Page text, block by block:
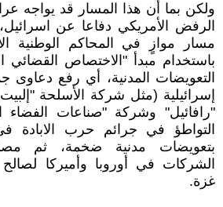
ولكن بما أن هذا المسار قد يواجه
الرفض الأمريكي دفاعا عن
مسار موازٍ في المحاكم الوطنية
باستخدام مبدأ "الاختصاص القضائي
التعويضات المدنية، أي رفع
إسرائيلية (مثل شركة الأسلحة
"رافائيل" وشركة "صناعات الفضاء
التواطؤ في جرائم حرب الابادة
بتعويضات مدنية ضخمة، ثم
الشركات في أوروبا وأميركا
غزة.